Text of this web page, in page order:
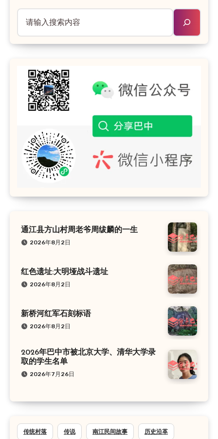
通江县方山村周老爷周绂麟的一生
2026年8月2日
红色遗址:大明垭战斗遗址
2026年8月2日
新桥河红军石刻标语
2026年8月2日
2026年巴中市被北京大学、清华大学录
取的学生名单
2026年7月26日
传统村落 传说 南江民间故事 历史沿革